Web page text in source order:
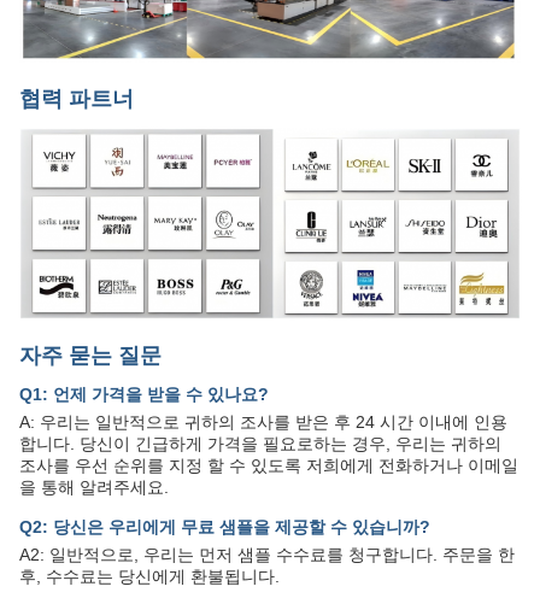
협력 파트너
자주 묻는 질문
Q1: 언제 가격을 받을 수 있나요?
A: 우리는 일반적으로 귀하의 조사를 받은 후 24 시간 이내에 인용
합니다. 당신이 긴급하게 가격을 필요로하는 경우, 우리는 귀하의
조사를 우선 순위를 지정 할 수 있도록 저희에게 전화하거나 이메일
을 통해 알려주세요.
Q2: 당신은 우리에게 무료 샘플을 제공할 수 있습니까?
A2: 일반적으로, 우리는 먼저 샘플 수수료를 청구합니다. 주문을 한
후, 수수료는 당신에게 환불됩니다.